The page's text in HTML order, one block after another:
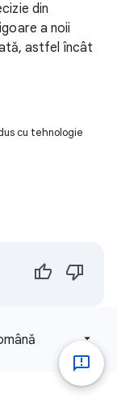
din
a noii
astfel încât
cu tehnologie